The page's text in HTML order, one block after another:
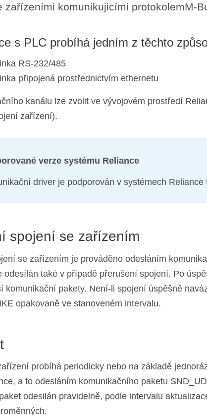
zařízeními komunikujicími protokolemM-
s PLC probíhá jedním z těchto
RS-232/485
připojená prostřednictvím ethernetu
kanálu lze zvolit ve vývojovém prostředí
zařízení).
verze systému Reliance
driver je podporován v systémech Reliance
spojení se zařízením
se zařízením je prováděno odesláním
odesílán také v případě přerušení spojení. Po
komunikační pakety. Není-li spojení úspěšně
opakovaně ve stanoveném intervalu.
probíhá periodicky nebo na základě
a to odesláním komunikačního paketu
odesilán pravidelně, podle intervalu